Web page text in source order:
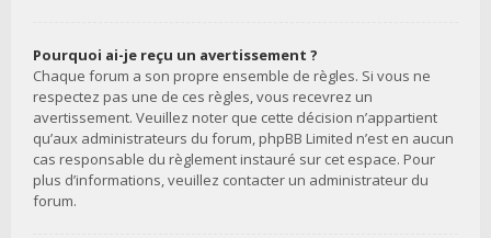
Pourquoi ai-je reçu un avertissement ?
Chaque forum a son propre ensemble de règles. Si vous ne
respectez pas une de ces règles, vous recevrez un
avertissement. Veuillez noter que cette décision n’appartient
qu’aux administrateurs du forum, phpBB Limited n’est en aucun
cas responsable du règlement instauré sur cet espace. Pour
plus d’informations, veuillez contacter un administrateur du
forum.